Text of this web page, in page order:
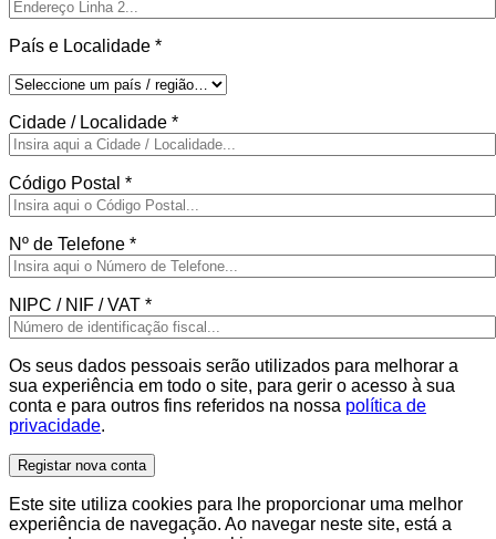
País e Localidade *
Cidade / Localidade *
Código Postal *
Nº de Telefone *
NIPC / NIF / VAT *
Os seus dados pessoais serão utilizados para melhorar a
sua experiência em todo o site, para gerir o acesso à sua
conta e para outros fins referidos na nossa política de
privacidade.
Registar nova conta
Este site utiliza cookies para lhe proporcionar uma melhor
experiência de navegação. Ao navegar neste site, está a